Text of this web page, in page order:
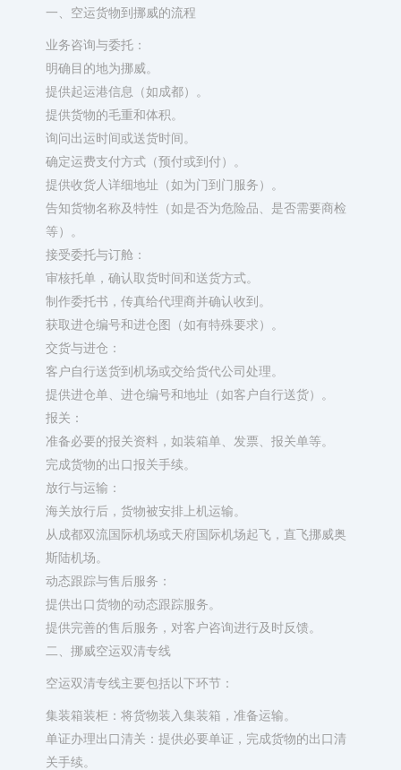
一、空运货物到挪威的流程
业务咨询与委托：
明确目的地为挪威。
提供起运港信息（如成都）。
提供货物的毛重和体积。
询问出运时间或送货时间。
确定运费支付方式（预付或到付）。
提供收货人详细地址（如为门到门服务）。
告知货物名称及特性（如是否为危险品、是否需要商检
等）。
接受委托与订舱：
审核托单，确认取货时间和送货方式。
制作委托书，传真给代理商并确认收到。
获取进仓编号和进仓图（如有特殊要求）。
交货与进仓：
客户自行送货到机场或交给货代公司处理。
提供进仓单、进仓编号和地址（如客户自行送货）。
报关：
准备必要的报关资料，如装箱单、发票、报关单等。
完成货物的出口报关手续。
放行与运输：
海关放行后，货物被安排上机运输。
从成都双流国际机场或天府国际机场起飞，直飞挪威奥
斯陆机场。
动态跟踪与售后服务：
提供出口货物的动态跟踪服务。
提供完善的售后服务，对客户咨询进行及时反馈。
二、挪威空运双清专线
空运双清专线主要包括以下环节：
集装箱装柜：将货物装入集装箱，准备运输。
单证办理出口清关：提供必要单证，完成货物的出口清
关手续。